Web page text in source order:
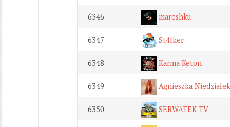
6346 mareshku
6347 St4lker
6348 Karma Keton
6349 Agnieszka Niedziałek
6350 SERWATEK TV